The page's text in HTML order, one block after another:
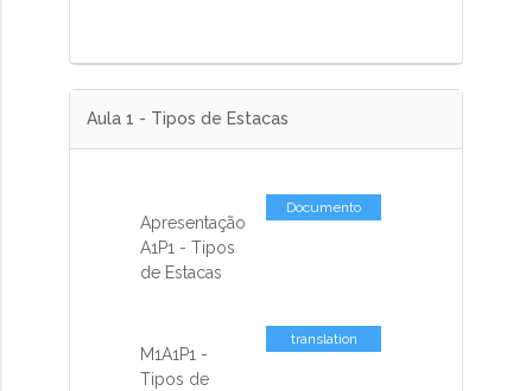
Aula 1 - Tipos de Estacas
Apresentação
A1P1 - Tipos
de Estacas
Documento
M1A1P1 -
Tipos de
translation